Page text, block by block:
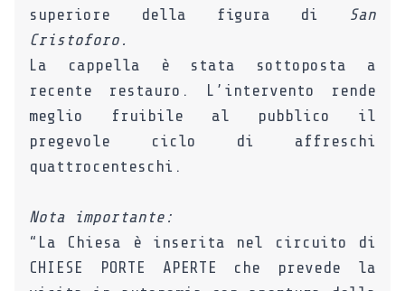
superiore della figura di San
Cristoforo.
La cappella è stata sottoposta a
recente restauro. L’intervento rende
meglio fruibile al pubblico il
pregevole ciclo di affreschi
quattrocenteschi.
Nota importante:
“La Chiesa è inserita nel circuito di
CHIESE PORTE APERTE che prevede la